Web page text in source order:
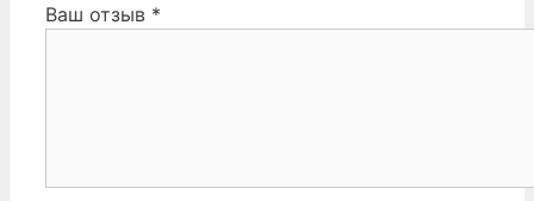
Ваш отзыв *